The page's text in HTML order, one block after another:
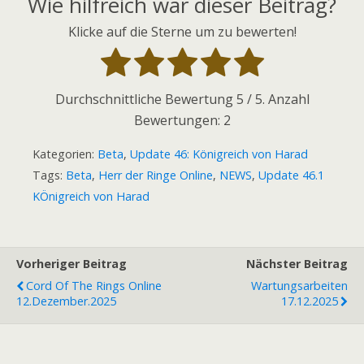
Klicke auf die Sterne um zu bewerten!
Durchschnittliche Bewertung5 / 5. Anzahl
Bewertungen: 2
Kategorien: Beta, Update 46: Königreich von Harad
Tags: Beta, Herr der Ringe Online, NEWS, Update 46.1
KÖnigreich von Harad
Vorheriger Beitrag
Cord Of The Rings Online
12.Dezember.2025
Nächster Beitrag
Wartungsarbeiten
17.12.2025